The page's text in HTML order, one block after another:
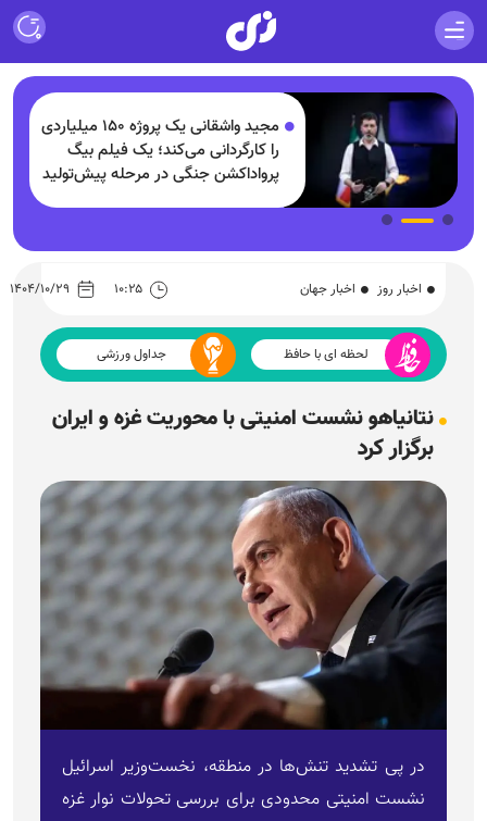
مجید واشقانی یک پروژه ۱۵۰ میلیاردی
را کارگردانی می‌کند؛ یک فیلم بیگ
پرواداکشن جنگی در مرحله پیش‌تولید
اخبار روز اخبار جهان ۱۰:۲۵ ۱۴۰۴/۱۰/۲۹
لحظه ای با حافظ جداول ورزشی
نتانیاهو نشست امنیتی با محوریت غزه و ایران
برگزار کرد
در پی تشدید تنش‌ها در منطقه، نخست‌وزیر اسرائیل
نشست امنیتی محدودی برای بررسی تحولات نوار غزه